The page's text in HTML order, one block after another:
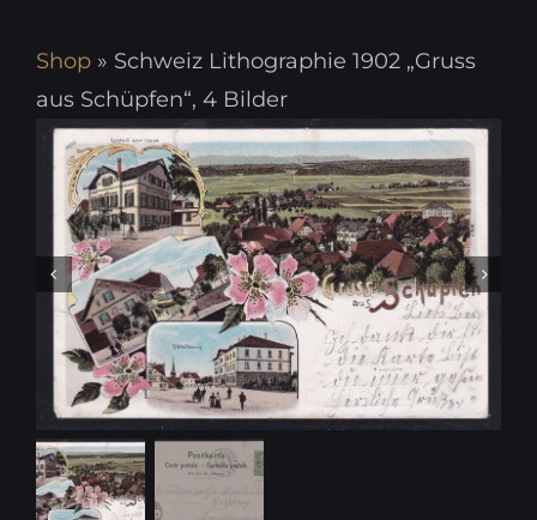
Shop » Schweiz Lithographie 1902 „Gruss
aus Schüpfen“, 4 Bilder